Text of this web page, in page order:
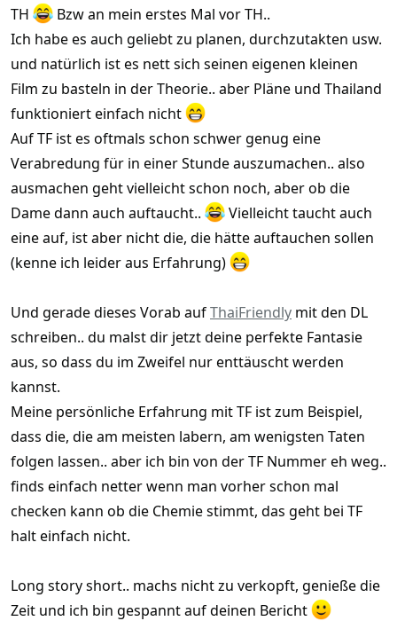
TH
Bzw an mein erstes Mal vor TH..
Ich habe es auch geliebt zu planen, durchzutakten usw.
und natürlich ist es nett sich seinen eigenen kleinen
Film zu basteln in der Theorie.. aber Pläne und Thailand
funktioniert einfach nicht
Auf TF ist es oftmals schon schwer genug eine
Verabredung für in einer Stunde auszumachen.. also
ausmachen geht vielleicht schon noch, aber ob die
Dame dann auch auftaucht..
Vielleicht taucht auch
eine auf, ist aber nicht die, die hätte auftauchen sollen
(kenne ich leider aus Erfahrung)
Und gerade dieses Vorab aufThaiFriendly mit den DL
schreiben.. du malst dir jetzt deine perfekte Fantasie
aus, so dass du im Zweifel nur enttäuscht werden
kannst.
Meine persönliche Erfahrung mit TF ist zum Beispiel,
dass die, die am meisten labern, am wenigsten Taten
folgen lassen.. aber ich bin von der TF Nummer eh weg..
finds einfach netter wenn man vorher schon mal
checken kann ob die Chemie stimmt, das geht bei TF
halt einfach nicht.
Long story short.. machs nicht zu verkopft, genieße die
Zeit und ich bin gespannt auf deinen Bericht